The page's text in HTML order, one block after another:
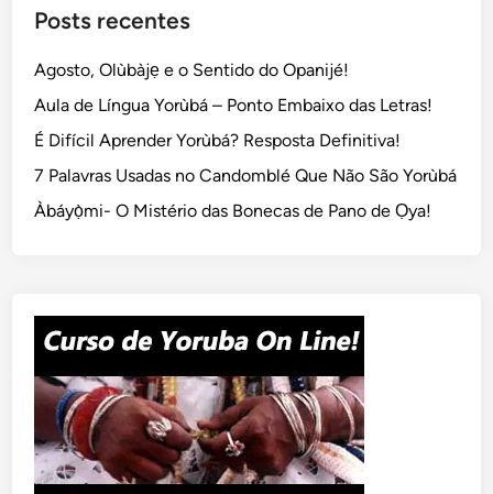
Posts recentes
Agosto, Olùbàjẹ e o Sentido do Opanijé!
Aula de Língua Yorùbá – Ponto Embaixo das Letras!
É Difícil Aprender Yorùbá? Resposta Definitiva!
7 Palavras Usadas no Candomblé Que Não São Yorùbá
Àbáyọ̀mi- O Mistério das Bonecas de Pano de Ọya!